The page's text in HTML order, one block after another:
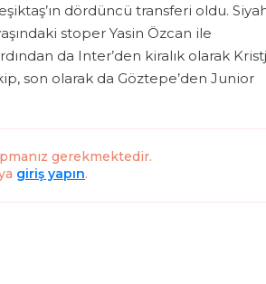
dördüncü transferi oldu.
stoper Yasin Özcan ile
da Inter’den kiralık olarak
son olarak da Göztepe’den Junior
gerekmektedir.
giriş yapın.